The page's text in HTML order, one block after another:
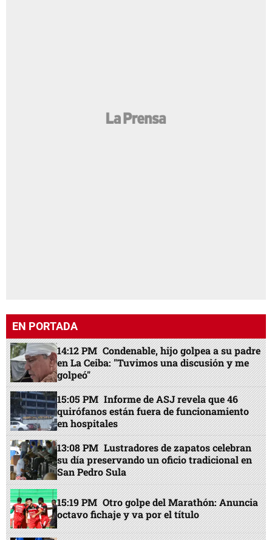
EN PORTADA
14:12 PM Condenable, hijo golpea a su padre
en La Ceiba: "Tuvimos una discusión y me
golpeó"
15:05 PM Informe de ASJ revela que 46
quirófanos están fuera de funcionamiento
en hospitales
13:08 PM Lustradores de zapatos celebran
su día preservando un oficio tradicional en
San Pedro Sula
15:19 PM Otro golpe del Marathón: Anuncia
octavo fichaje y va por el título